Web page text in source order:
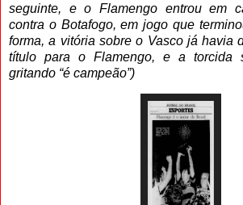
seguinte, e o Flamengo entrou em
contra o Botafogo, em jogo que
forma, a vitória sobre o Vasco já havia
título para o Flamengo, e a torcida
gritando “é campeão”)